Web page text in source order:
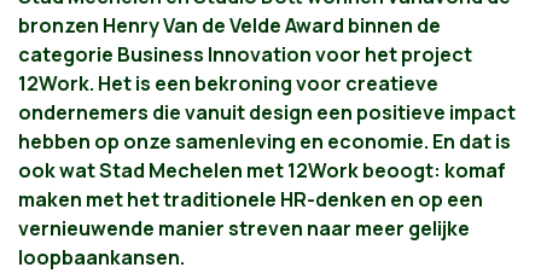
bronzen Henry Van de Velde Award binnen de
categorie Business Innovation voor het project
12Work. Het is een bekroning voor creatieve
ondernemers die vanuit design een positieve impact
hebben op onze samenleving en economie. En dat is
ook wat Stad Mechelen met 12Work beoogt: komaf
maken met het traditionele HR-denken en op een
vernieuwende manier streven naar meer gelijke
loopbaankansen.